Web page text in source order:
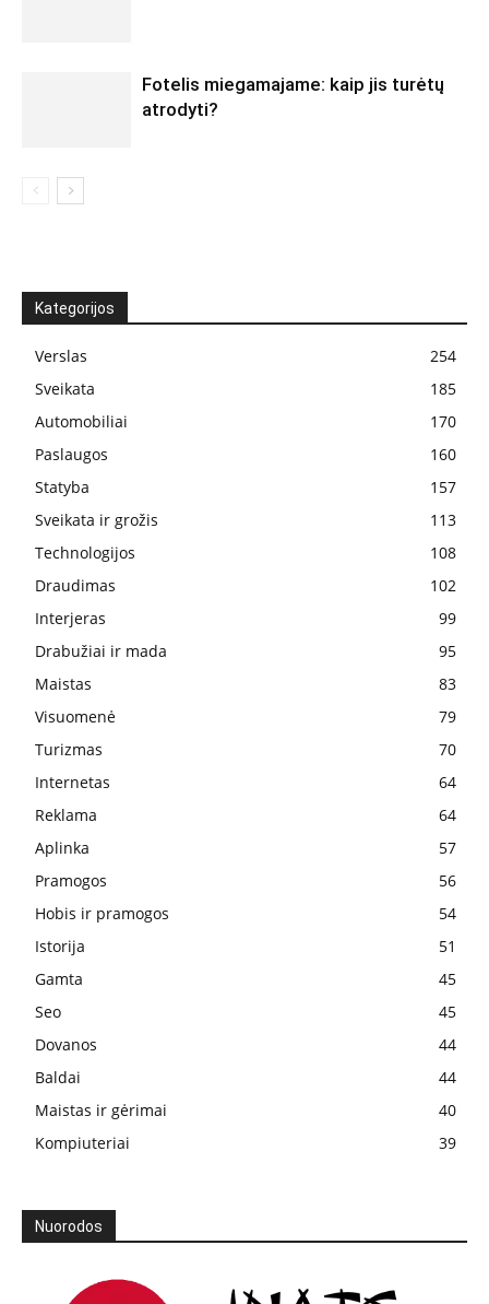
Fotelis miegamajame: kaip jis turėtų
atrodyti?
Kategorijos
Verslas
254
Sveikata
185
Automobiliai
170
Paslaugos
160
Statyba
157
Sveikata ir grožis
113
Technologijos
108
Draudimas
102
Interjeras
99
Drabužiai ir mada
95
Maistas
83
Visuomenė
79
Turizmas
70
Internetas
64
Reklama
64
Aplinka
57
Pramogos
56
Hobis ir pramogos
54
Istorija
51
Gamta
45
Seo
45
Dovanos
44
Baldai
44
Maistas ir gėrimai
40
Kompiuteriai
39
Nuorodos